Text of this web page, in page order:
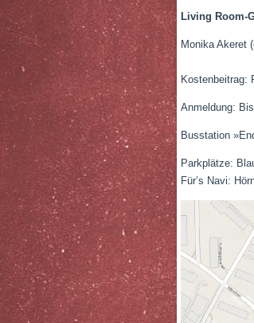
Living Room-
Monika Akeret
Kostenbeitrag:
Anmeldung:
Busstation
Parkplätze:
Für’s Navi: